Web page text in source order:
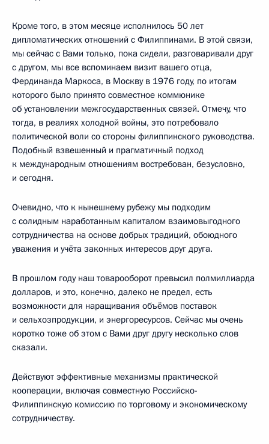
Кроме того, в этом месяце исполнилось 50 лет
дипломатических отношений с Филиппинами. В этой связи,
мы сейчас с Вами только, пока сидели, разговаривали друг
с другом, мы все вспоминаем визит вашего отца,
Фердинанда Маркоса, в Москву в 1976 году, по итогам
которого было принято совместное коммюнике
об установлении межгосударственных связей. Отмечу, что
тогда, в реалиях холодной войны, это потребовало
политической воли со стороны филиппинского руководства.
Подобный взвешенный и прагматичный подход
к международным отношениям востребован, безусловно,
и сегодня.
Очевидно, что к нынешнему рубежу мы подходим
с солидным наработанным капиталом взаимовыгодного
сотрудничества на основе добрых традиций, обоюдного
уважения и учёта законных интересов друг друга.
В прошлом году наш товарооборот превысил полмиллиарда
долларов, и это, конечно, далеко не предел, есть
возможности для наращивания объёмов поставок
и сельхозпродукции, и энергоресурсов. Сейчас мы очень
коротко тоже об этом с Вами друг другу несколько слов
сказали.
Действуют эффективные механизмы практической
кооперации, включая совместную Российско-
Филиппинскую комиссию по торговому и экономическому
сотрудничеству.